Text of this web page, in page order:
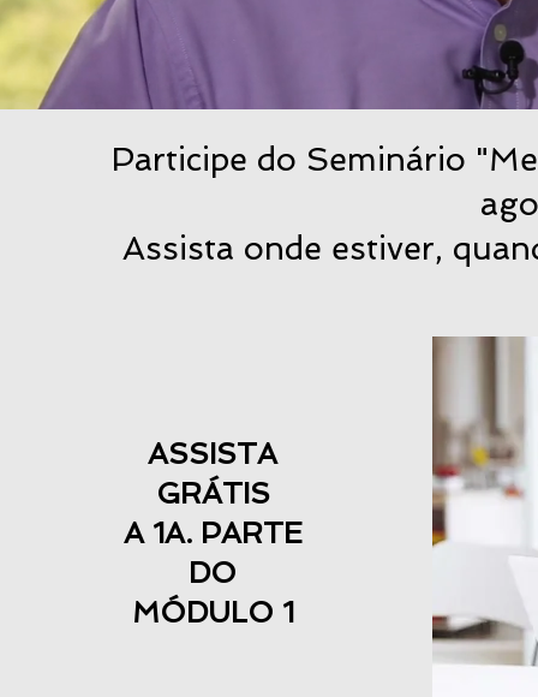
Participe do Seminário
Assista onde estiver,
ASSISTA
GRÁTIS
A 1A. PARTE
DO
​MÓDULO 1